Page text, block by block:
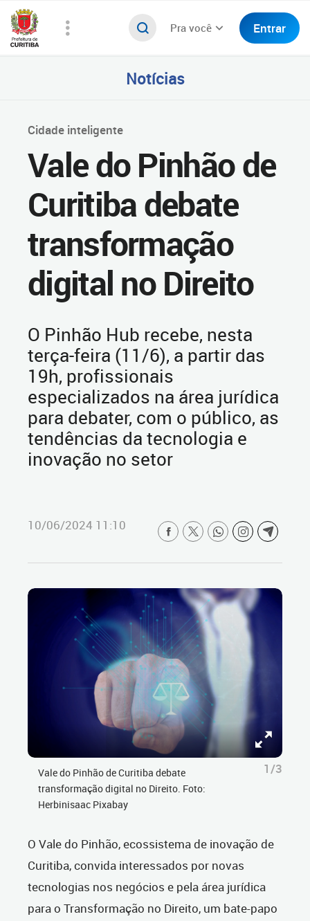
Pra você Entrar
Notícias
Cidade inteligente
Vale do Pinhão de
Curitiba debate
transformação
digital no Direito
O Pinhão Hub recebe, nesta
terça-feira (11/6), a partir das
19h, profissionais
especializados na área jurídica
para debater, com o público, as
tendências da tecnologia e
inovação no setor
10/06/2024 11:10
Vale do Pinhão de Curitiba debate
transformação digital no Direito. Foto:
Herbinisaac Pixabay
1/3
O Vale do Pinhão, ecossistema de inovação de
Curitiba, convida interessados por novas
tecnologias nos negócios e pela área jurídica
para o Transformação no Direito, um bate-papo